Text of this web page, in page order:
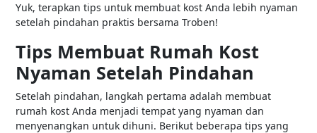
Yuk, terapkan tips untuk membuat kost Anda lebih nyaman
setelah pindahan praktis bersama Troben!
Tips Membuat Rumah Kost
Nyaman Setelah Pindahan
Setelah pindahan, langkah pertama adalah membuat
rumah kost Anda menjadi tempat yang nyaman dan
menyenangkan untuk dihuni. Berikut beberapa tips yang